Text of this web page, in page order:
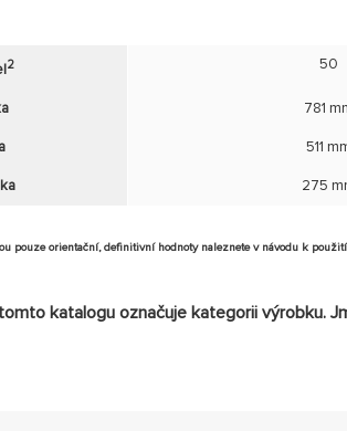
2 50
781
511
275
pouze orientační, definitivní hodnoty naleznete v návodu k použití
katalogu označuje kategorii výrobku.